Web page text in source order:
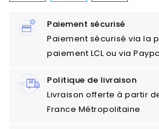
Paiement sécurisé
Paiement sécurisé via la
paiement LCL ou via
Politique de livraison
Livraison offerte à partir
France Métropolitaine